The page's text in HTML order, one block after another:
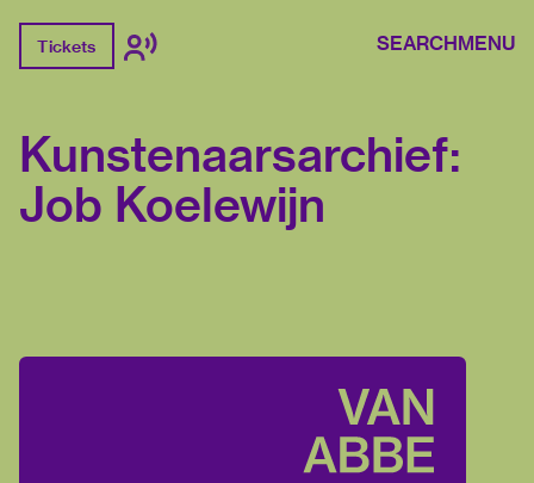
Tickets SEARCHMENU
Kunstenaarsarchief:
Job Koelewijn